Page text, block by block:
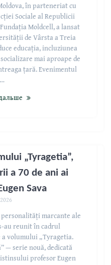
în parteneriat cu
Sociale al Republicii
Moldcell, a lansat
de Vârsta a Treia
educația, incluziunea
mai aproape de
țară. Evenimentul
„Tyragetia”,
a 70 de ani ai
Sava
marcante ale
au reunit în cadrul
volumului „Tyragetia.
— serie nouă, dedicată
profesor Eugen